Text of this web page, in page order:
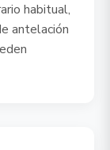
habitual,
antelación